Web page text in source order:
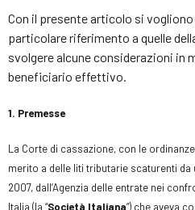
Con il presente articolo si
particolare riferimento a quelle
svolgere alcune considerazioni in
beneficiario effettivo.
1. Premesse
La Corte di cassazione, con le
merito a delle liti tributarie scaturenti
2007, dall’Agenzia delle entrate nei
Italia (la “Società Italiana”) che aveva